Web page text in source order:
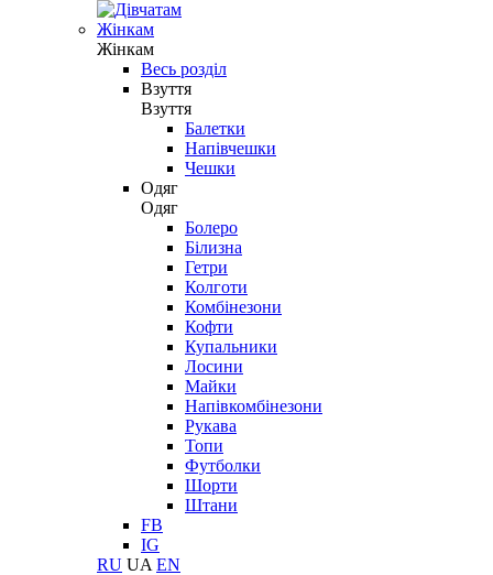
Жінкам
Жінкам
Весь розділ
Взуття
Взуття
Балетки
Напівчешки
Чешки
Одяг
Одяг
Болеро
Білизна
Гетри
Колготи
Комбінезони
Кофти
Купальники
Лосини
Майки
Напівкомбінезони
Рукава
Топи
Футболки
Шорти
Штани
FB
IG
RU UA EN